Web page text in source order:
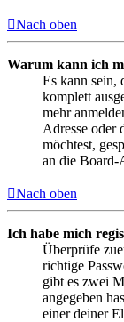
Nach oben
Warum kann ich
Es kann sein,
komplett
mehr
Adresse oder
möchtest,
an die Board-
Nach oben
Ich habe mich
Überprüfe
richtige
gibt es zwei
angegeben
einer deiner